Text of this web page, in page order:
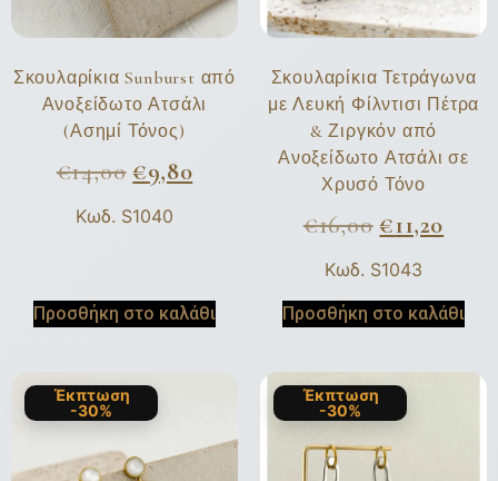
Σκουλαρίκια Sunburst από
Ανοξείδωτο Ατσάλι
(Ασημί Τόνος)
€14,00 €9,80
Κωδ. S1040
Προσθήκη στο καλάθι
Σκουλαρίκια Τετράγωνα
με Λευκή Φίλντισι Πέτρα
& Ζιργκόν από
Ανοξείδωτο Ατσάλι σε
Χρυσό Τόνο
€16,00 €11,20
Κωδ. S1043
Προσθήκη στο καλάθι
Έκπτωση
-30%
Έκπτωση
-30%